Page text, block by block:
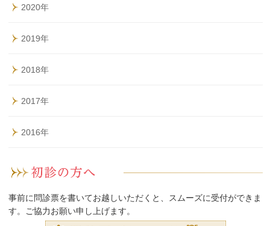
2020年
2019年
2018年
2017年
2016年
事前に問診票を書いてお越しいただくと、スムーズに受付ができま
す。ご協力お願い申し上げます。